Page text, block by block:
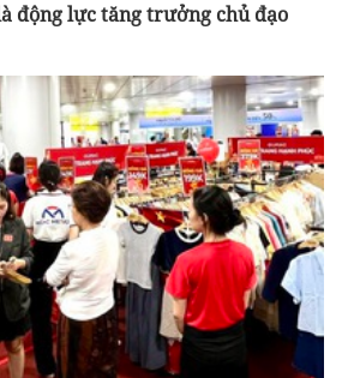
động lực tăng trưởng chủ đạo